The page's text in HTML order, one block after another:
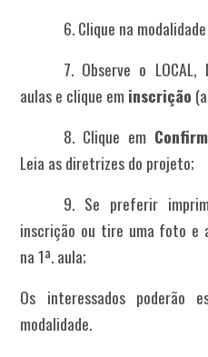
6. Clique na
7. Observe o LOCAL,
aulas e clique em inscrição (
8. Clique em
Leia as diretrizes do projeto;
9. Se preferir
inscrição ou tire uma foto e
na 1ª. aula;
Os interessados poderão
modalidade.